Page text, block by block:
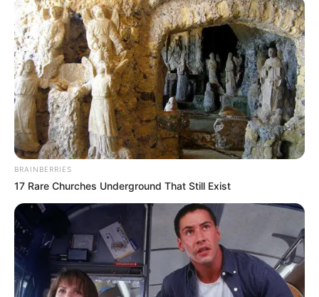
bashkëpunim me akademinë “TR 19 Football Academy”.
Projekti që ka nisur në muajin dhjetor ka hyrë tashmë në
fazën përmbyllëse të punimeve.
BRAINBERRIES
17 Rare Churches Underground That Still Exist